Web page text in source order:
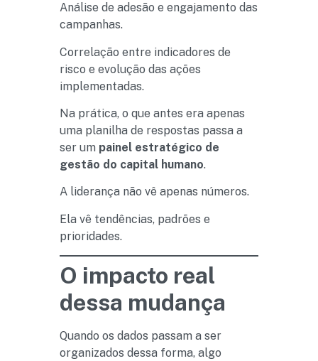
Análise de adesão e engajamento das
campanhas.
Correlação entre indicadores de
risco e evolução das ações
implementadas.
Na prática, o que antes era apenas
uma planilha de respostas passa a
ser um painel estratégico de
gestão do capital humano.
A liderança não vê apenas números.
Ela vê tendências, padrões e
prioridades.
O impacto real
dessa mudança
Quando os dados passam a ser
organizados dessa forma, algo